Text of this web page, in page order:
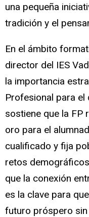
una pequeña
tradición y el
En el ámbito
director del IES
la importancia
Profesional para el
sostiene que la FP
oro para el
cualificado y fija
retos
que la conexión
es la clave para
futuro próspero